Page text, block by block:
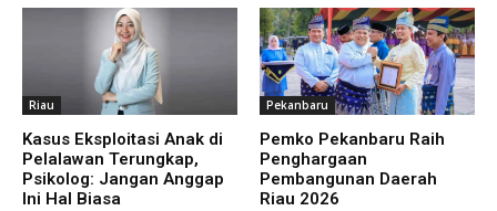
Riau
Kasus Eksploitasi Anak di
Pelalawan Terungkap,
Psikolog: Jangan Anggap
Ini Hal Biasa
Pekanbaru
Pemko Pekanbaru Raih
Penghargaan
Pembangunan Daerah
Riau 2026